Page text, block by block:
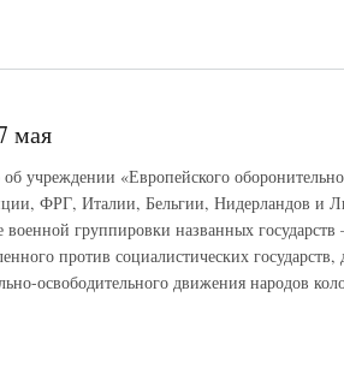
мая
«Европейского
ФРГ, Италии, Бельгии, Нидерландов и
группировки названных государств
против социалистических государств,
освободительного движения народов